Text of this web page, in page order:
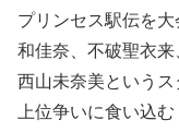
プリンセス駅伝を
和佳奈、不破聖衣来
西山未奈美という
上位争いに食い込む